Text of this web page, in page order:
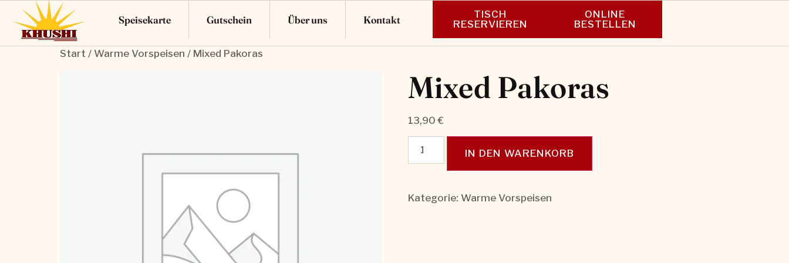
Speisekarte Gutschein Über uns Kontakt
TISCH
RESERVIEREN
ONLINE
BESTELLEN
Start / Warme Vorspeisen / Mixed Pakoras
Mixed Pakoras
13,90€
IN DEN WARENKORB
Kategorie: Warme Vorspeisen